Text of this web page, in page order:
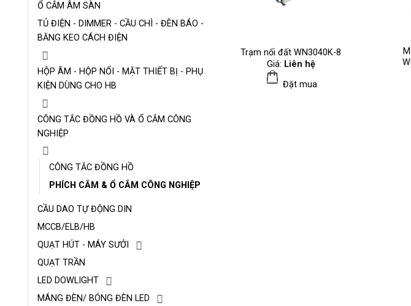
Ổ CẮM ÂM SÀN
TỦ ĐIỆN - DIMMER - CẦU CHÌ - ĐÈN BÁO -
BĂNG KEO CÁCH ĐIỆN
HỘP ÂM - HỘP NỐI - MẶT THIẾT BỊ - PHỤ
KIỆN DÙNG CHO HB
CÔNG TẮC ĐỒNG HỒ VÀ Ổ CẮM CÔNG
NGHIỆP
CÔNG TẮC ĐỒNG HỒ
PHÍCH CẮM & Ổ CẮM CÔNG NGHIỆP
CẦU DAO TỰ ĐỘNG DIN
MCCB/ELB/HB
QUẠT HÚT - MÁY SƯỞI
QUẠT TRẦN
LED DOWLIGHT
MÁNG ĐÈN/ BÓNG ĐÈN LED
Trạm nối đất WN3040K-8
Giá: Liên hệ
Đặt mua